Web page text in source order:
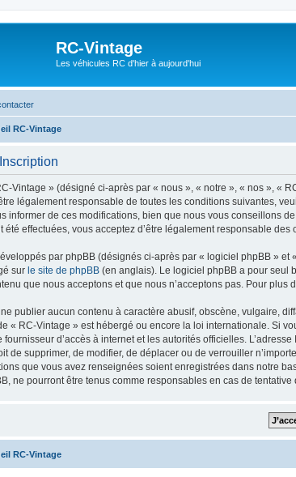
RC-Vintage
Les véhicules RC d'hier à aujourd'hui
RC-Vintage
Vintage » (désigné ci-après par « nous », « notre », « nos », «
légalement responsable de toutes les conditions suivantes,
informer de ces modifications, bien que nous vous conseillons
été effectuées, vous acceptez d’être légalement responsable des
par phpBB (désignés ci-après par « logiciel phpBB »
sur le site de phpBB (en anglais). Le logiciel phpBB a pour seul
que nous acceptons et que nous n’acceptons pas. Pour plus
publier aucun contenu à caractère abusif, obscène, vulgaire,
« RC-Vintage » est hébergé ou encore la loi internationale. Si
fournisseur d’accès à internet et les autorités officielles.
de supprimer, de modifier, de déplacer ou de verrouiller
que vous avez renseignées soient enregistrées dans notre
ne pourront être tenus comme responsables en cas de
RC-Vintage